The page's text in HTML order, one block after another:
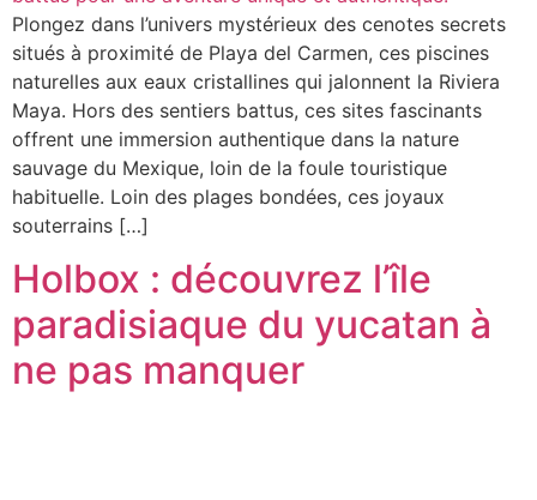
Plongez dans l’univers mystérieux des cenotes secrets
situés à proximité de Playa del Carmen, ces piscines
naturelles aux eaux cristallines qui jalonnent la Riviera
Maya. Hors des sentiers battus, ces sites fascinants
offrent une immersion authentique dans la nature
sauvage du Mexique, loin de la foule touristique
habituelle. Loin des plages bondées, ces joyaux
souterrains […]
Holbox : découvrez l’île
paradisiaque du yucatan à
ne pas manquer